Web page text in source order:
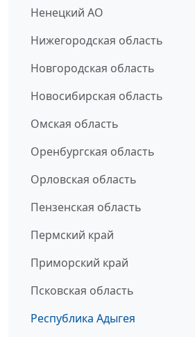
Ненецкий АО
Нижегородская область
Новгородская область
Новосибирская область
Омская область
Оренбургская область
Орловская область
Пензенская область
Пермский край
Приморский край
Псковская область
Республика Адыгея